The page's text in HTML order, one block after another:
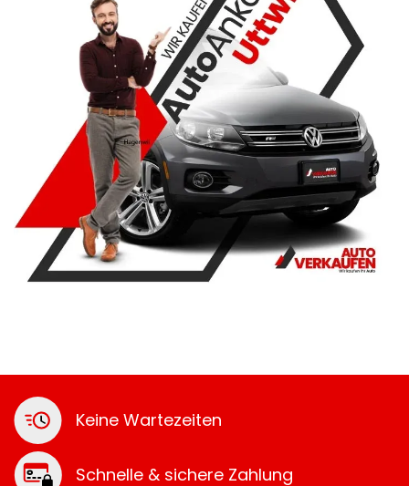
Keine Wartezeiten
Schnelle & sichere Zahlung